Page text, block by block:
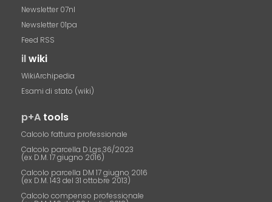
Newsletter 07nl
Newsletter 01pa
Feed RSS
ilwiki
WikiArchipedia
Esami di stato (wiki)
p+A tools
Calcolo fattura professionale
Calcolo parcella D.Lgs.36/2023
(ex D.M. 17 giugno 2016)
Calcolo parcella DM 17 giugno 2016
(ex D.M. 143 del 31 ottobre 2013)
Calcolo compenso professionale